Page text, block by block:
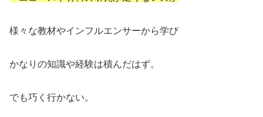
様々な教材やインフルエンサーから学び
かなりの知識や経験は積んだはず。
でも巧く行かない。